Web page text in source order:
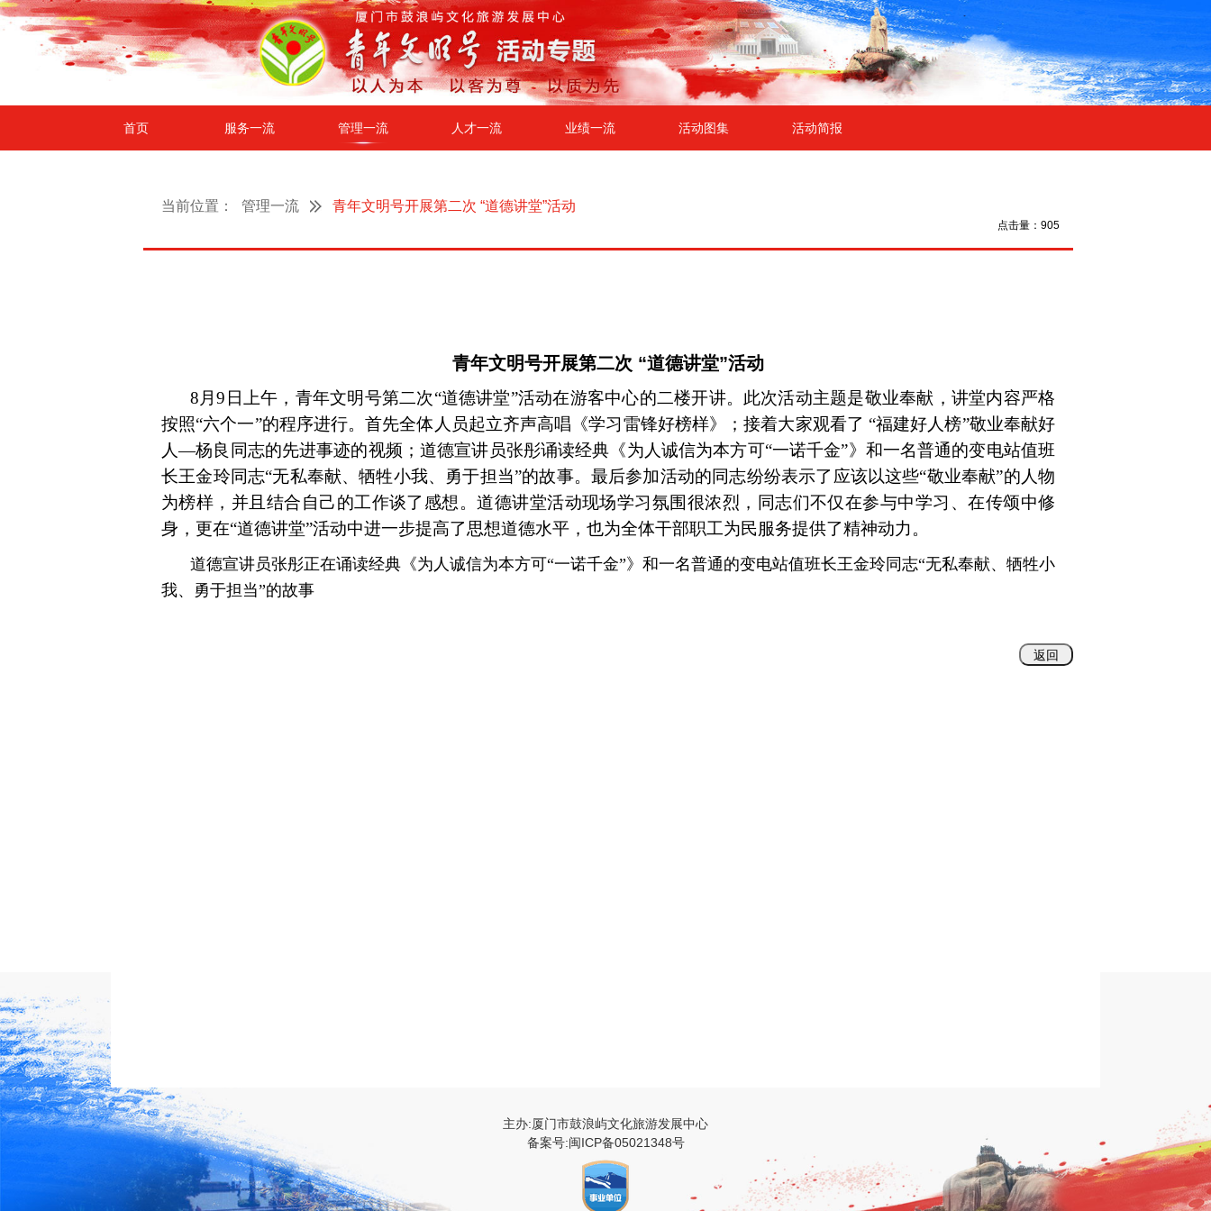
首页 服务一流 管理一流 人才一流 业绩一流 活动图集 活动简报
当前位置： 管理一流 青年文明号开展第二次 “道德讲堂”活动
点击量：905
青年文明号开展第二次 “道德讲堂”活动
8月9日上午，青年文明号第二次“道德讲堂”活动在游客中心的二楼开讲。此次活动主题是敬业奉献，讲堂内容严格
按照“六个一”的程序进行。首先全体人员起立齐声高唱《学习雷锋好榜样》；接着大家观看了 “福建好人榜”敬业奉献好
人—杨良同志的先进事迹的视频；道德宣讲员张彤诵读经典《为人诚信为本方可“一诺千金”》和一名普通的变电站值班
长王金玲同志“无私奉献、牺牲小我、勇于担当”的故事。最后参加活动的同志纷纷表示了应该以这些“敬业奉献”的人物
为榜样，并且结合自己的工作谈了感想。道德讲堂活动现场学习氛围很浓烈，同志们不仅在参与中学习、在传颂中修
身，更在“道德讲堂”活动中进一步提高了思想道德水平，也为全体干部职工为民服务提供了精神动力。
道德宣讲员张彤正在诵读经典《为人诚信为本方可“一诺千金”》和一名普通的变电站值班长王金玲同志“无私奉献、牺牲小
我、勇于担当”的故事
返回
主办:厦门市鼓浪屿文化旅游发展中心
备案号:闽ICP备05021348号